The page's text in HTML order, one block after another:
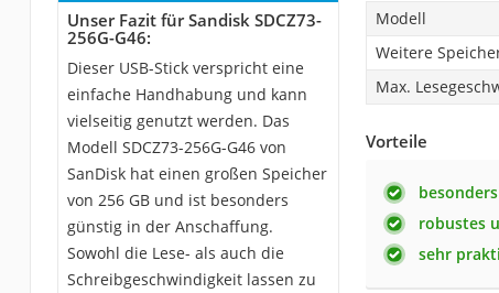
Unser Fazit für Sandisk SDCZ73-
256G-G46:
Dieser USB-Stick verspricht eine
einfache Handhabung und kann
vielseitig genutzt werden. Das
Modell ‎SDCZ73-256G-G46 von
SanDisk hat einen großen Speicher
von 256 GB und ist besonders
günstig in der Anschaffung.
Sowohl die Lese- als auch die
Schreibgeschwindigkeit lassen zu
Modell
Weitere
Max.
Vorteile
robustes
sehr